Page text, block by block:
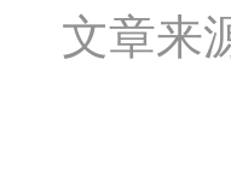
文章